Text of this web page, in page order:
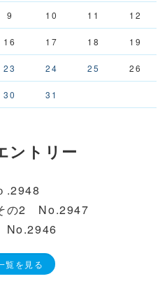
9 10 11 12
16 17 18 19
23 24 25 26
30 31
ントリー
.2948
の2 No.2947
No.2946
覧を見る